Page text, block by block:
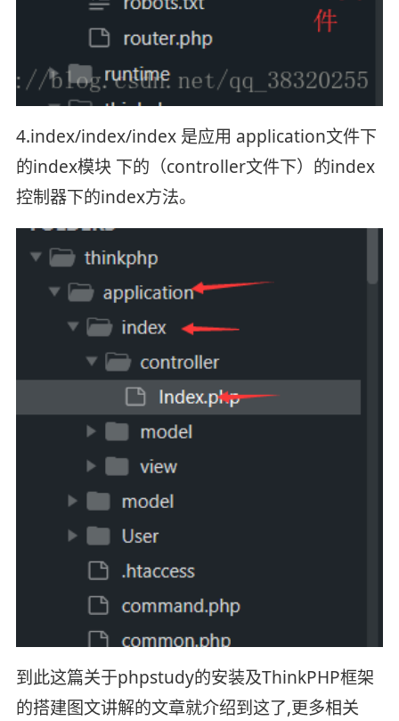
4.index/index/index 是应用 application文件下
的index模块 下的（controller文件下）的index
控制器下的index方法。
到此这篇关于phpstudy的安装及ThinkPHP框架
的搭建图文讲解的文章就介绍到这了,更多相关